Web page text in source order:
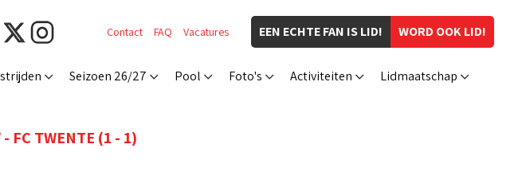
WORD OOK LID!
EEN ECHTE FAN IS LID!
Contact FAQ Vacatures
Seizoen 26/27 Pool Foto's Activiteiten Lidmaatschap
FC TWENTE (1 - 1)